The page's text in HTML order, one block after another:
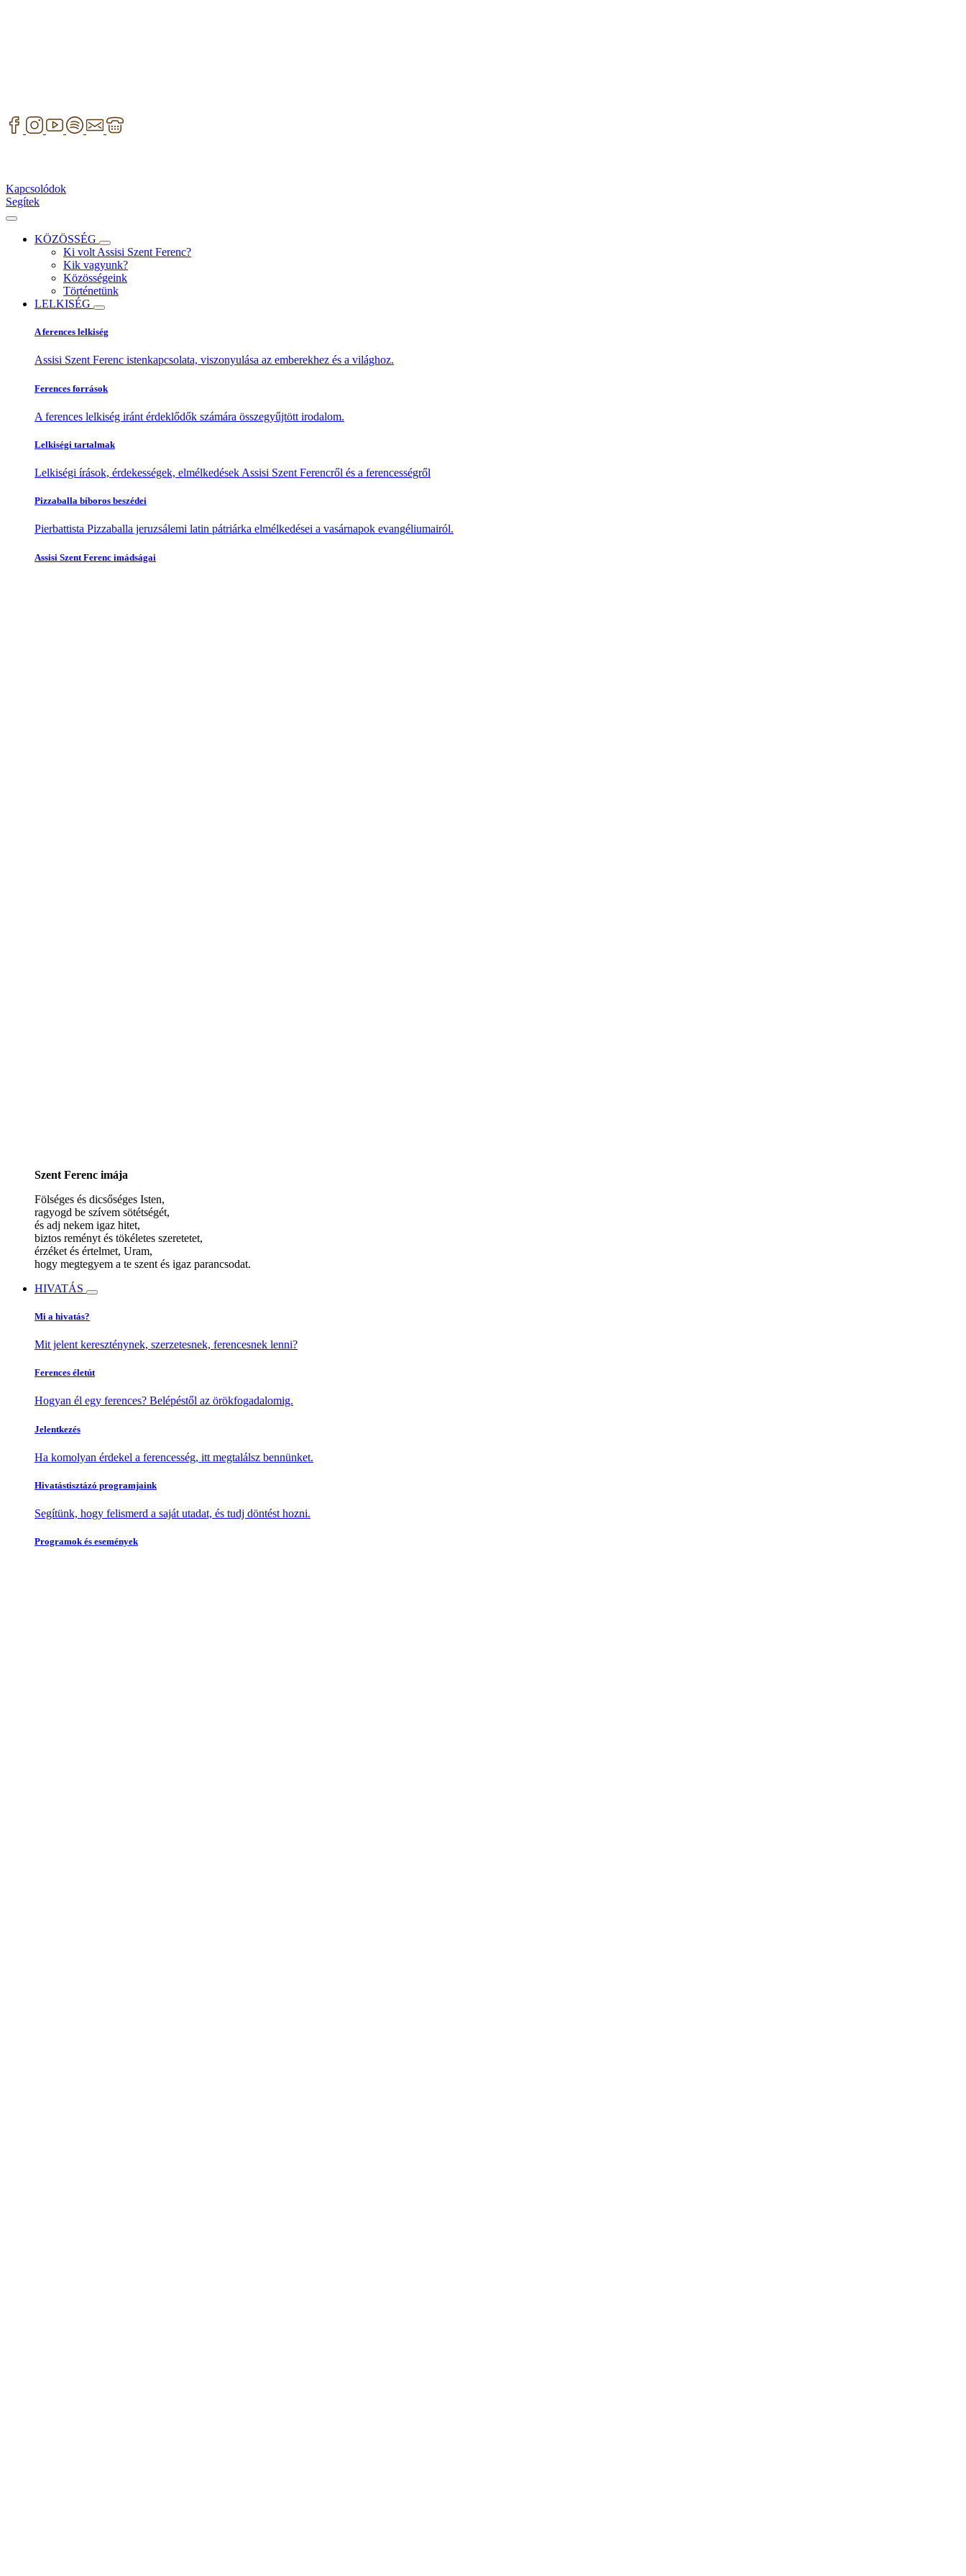
Kapcsolódok
Segítek
KÖZÖSSÉG
Ki volt Assisi Szent Ferenc?
Kik vagyunk?
Közösségeink
Történetünk
LELKISÉG
A ferences lelkiség
Assisi Szent Ferenc istenkapcsolata, viszonyulása az emberekhez és a világhoz.
Ferences források
A ferences lelkiség iránt érdeklődők számára összegyűjtött irodalom.
Lelkiségi tartalmak
Lelkiségi írások, érdekességek, elmélkedések Assisi Szent Ferencről és a ferencességről
Pizzaballa bíboros beszédei
Pierbattista Pizzaballa jeruzsálemi latin pátriárka elmélkedései a vasárnapok evangéliumairól.
Assisi Szent Ferenc imádságai
Szent Ferenc imája
Fölséges és dicsőséges Isten,
ragyogd be szívem sötétségét,
és adj nekem igaz hitet,
biztos reményt és tökéletes szeretetet,
érzéket és értelmet, Uram,
hogy megtegyem a te szent és igaz parancsodat.
HIVATÁS
Mi a hivatás?
Mit jelent kereszténynek, szerzetesnek, ferencesnek lenni?
Ferences életút
Hogyan él egy ferences? Belépéstől az örökfogadalomig.
Jelentkezés
Ha komolyan érdekel a ferencesség, itt megtalálsz bennünket.
Hivatástisztázó programjaink
Segítünk, hogy felismerd a saját utadat, és tudj döntést hozni.
Programok és események